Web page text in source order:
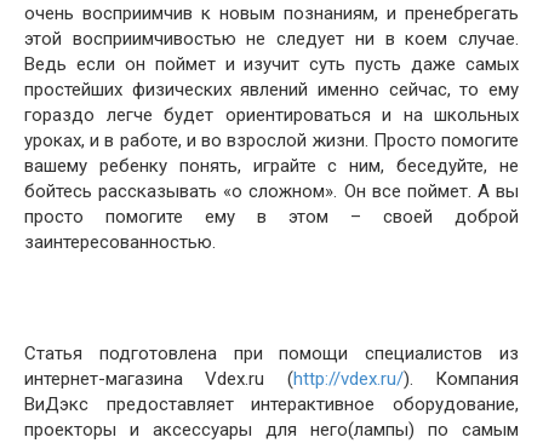
очень восприимчив к новым познаниям, и пренебрегать
этой восприимчивостью не следует ни в коем случае.
Ведь если он поймет и изучит суть пусть даже самых
простейших физических явлений именно сейчас, то ему
гораздо легче будет ориентироваться и на школьных
уроках, и в работе, и во взрослой жизни. Просто помогите
вашему ребенку понять, играйте с ним, беседуйте, не
бойтесь рассказывать «о сложном». Он все поймет. А вы
просто помогите ему в этом – своей доброй
заинтересованностью.
Статья подготовлена при помощи специалистов из
интернет-магазина Vdex.ru (http://vdex.ru/). Компания
ВиДэкс предоставляет интерактивное оборудование,
проекторы и аксессуары для него(лампы) по самым